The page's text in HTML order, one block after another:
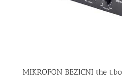
MIKROFON BEZICNI the